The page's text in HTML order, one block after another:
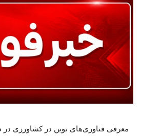
معرفی فناوری‌های نوین در کشاورزی در